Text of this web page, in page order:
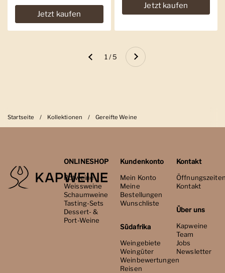
Jetzt kaufen
Jetzt kaufen
Zurück 1 / 5 Weiter
Startseite / Kollektionen / Gereifte Weine
ONLINESHOP
Rotweine
Weissweine
Schaumweine
Tasting-Sets
Dessert- &
Port-Weine
Kundenkonto
Mein Konto
Meine
Bestellungen
Wunschliste
Südafrika
Weingebiete
Weingüter
Weinbewertungen
Reisen
Kontakt
Kontakt
Über uns
Kapweine
Team
Jobs
Newsletter